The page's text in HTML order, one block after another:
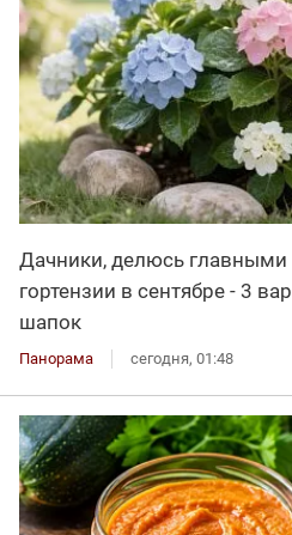
Дачники, делюсь
гортензии в сентябре - 3
шапок
Панорама сегодня, 01:48